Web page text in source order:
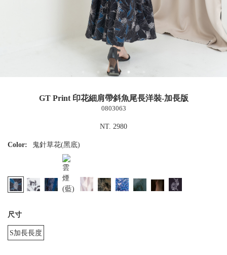
GT Print 印花細肩帶斜魚尾長洋裝-加長版
0803063
NT. 2980
Color: 鬼針草花(黑底)
尺寸
S加長長度